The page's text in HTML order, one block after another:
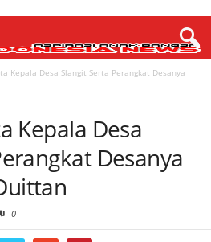
Kepala Desa Slangit Serta Perangkat Desanya
Kepala Desa
Desanya
0